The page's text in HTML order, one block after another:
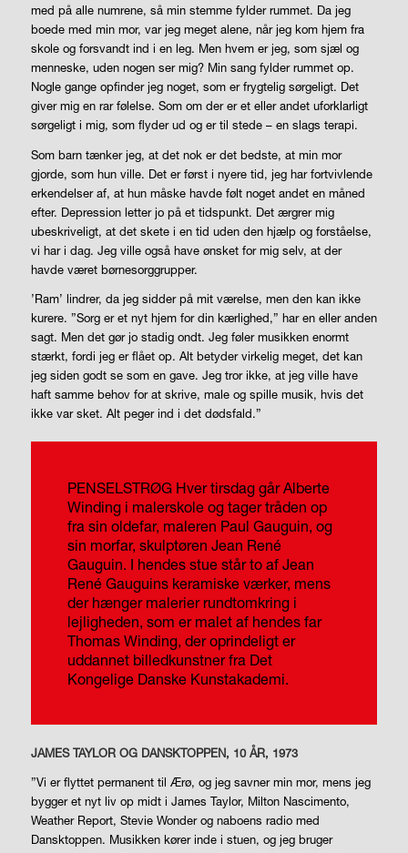
med på alle numrene, så min stemme fylder rummet. Da jeg
boede med min mor, var jeg meget alene, når jeg kom hjem fra
skole og forsvandt ind i en leg. Men hvem er jeg, som sjæl og
menneske, uden nogen ser mig? Min sang fylder rummet op.
Nogle gange opfinder jeg noget, som er frygtelig sørgeligt. Det
giver mig en rar følelse. Som om der er et eller andet uforklarligt
sørgeligt i mig, som flyder ud og er til stede – en slags terapi.
Som barn tænker jeg, at det nok er det bedste, at min mor
gjorde, som hun ville. Det er først i nyere tid, jeg har fortvivlende
erkendelser af, at hun måske havde følt noget andet en måned
efter. Depression letter jo på et tidspunkt. Det ærgrer mig
ubeskriveligt, at det skete i en tid uden den hjælp og forståelse,
vi har i dag. Jeg ville også have ønsket for mig selv, at der
havde været børnesorggrupper.
’Ram’ lindrer, da jeg sidder på mit værelse, men den kan ikke
kurere. ”Sorg er et nyt hjem for din kærlighed,” har en eller anden
sagt. Men det gør jo stadig ondt. Jeg føler musikken enormt
stærkt, fordi jeg er flået op. Alt betyder virkelig meget, det kan
jeg siden godt se som en gave. Jeg tror ikke, at jeg ville have
haft samme behov for at skrive, male og spille musik, hvis det
ikke var sket. Alt peger ind i det dødsfald.”
PENSELSTRØG Hver tirsdag går Alberte
Winding i malerskole og tager tråden op
fra sin oldefar, maleren Paul Gauguin, og
sin morfar, skulptøren Jean René
Gauguin. I hendes stue står to af Jean
René Gauguins keramiske værker, mens
der hænger malerier rundtomkring i
lejligheden, som er malet af hendes far
Thomas Winding, der oprindeligt er
uddannet billedkunstner fra Det
Kongelige Danske Kunstakademi.
JAMES TAYLOR OG DANSKTOPPEN, 10 ÅR, 1973
”Vi er flyttet permanent til Ærø, og jeg savner min mor, mens jeg
bygger et nyt liv op midt i James Taylor, Milton Nascimento,
Weather Report, Stevie Wonder og naboens radio med
Dansktoppen. Musikken kører inde i stuen, og jeg bruger